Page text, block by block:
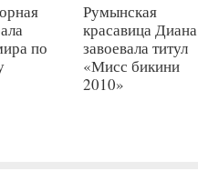
по
Румынская
красавица Диана
завоевала титул
«Мисс бикини
2010»